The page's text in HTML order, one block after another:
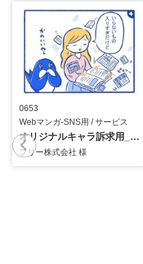
0653
Webマンガ-SNS用 / サービス
オリジナルキャラ訴求用_21話_4コマ漫画
フリー株式会社 様